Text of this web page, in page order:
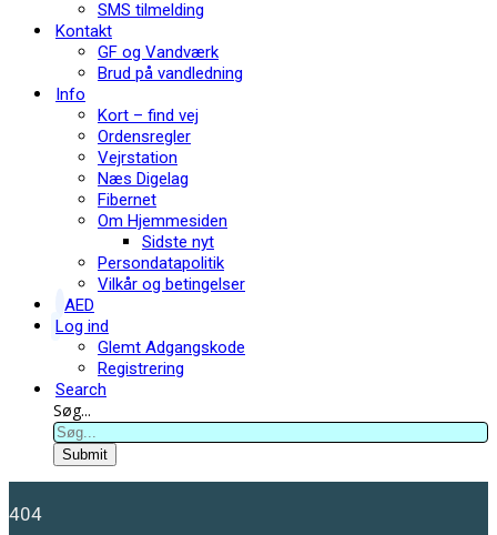
SMS tilmelding
Kontakt
GF og Vandværk
Brud på vandledning
Info
Kort – find vej
Ordensregler
Vejrstation
Næs Digelag
Fibernet
Om Hjemmesiden
Sidste nyt
Persondatapolitik
Vilkår og betingelser
AED
Log ind
Glemt Adgangskode
Registrering
Search
Søg...
Submit
404